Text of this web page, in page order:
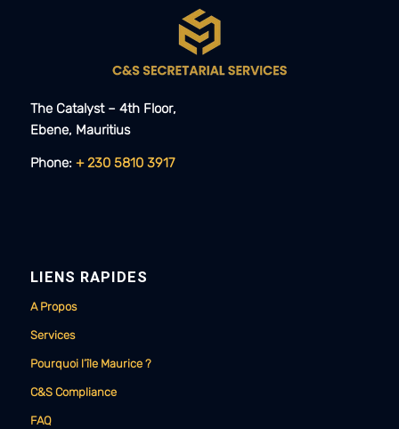
The Catalyst – 4th Floor,
Ebene, Mauritius​​
Phone: + 230 5810 3917
LIENS RAPIDES
A Propos
Services
Pourquoi l’île Maurice ?
C&S Compliance
FAQ